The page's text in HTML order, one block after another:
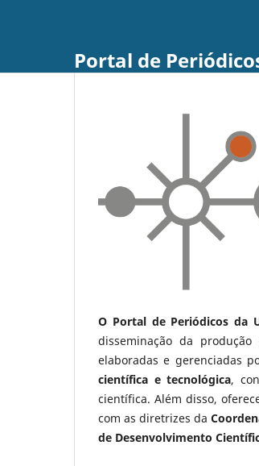
Portal de
O Portal de Periódicos da
disseminação da
elaboradas e gerenciadas
científica e tecnológica,
científica. Além disso,
com as diretrizes da
de Desenvolvimento